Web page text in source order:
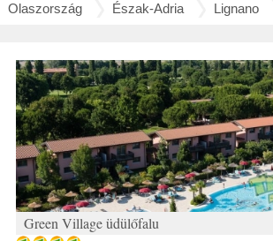
Olaszország Észak-Adria Lignano
Green Village üdülőfalu